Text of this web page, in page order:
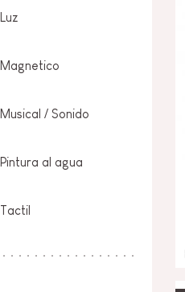
Luz
Magnetico
Musical / Sonido
Pintura al agua
Tactil